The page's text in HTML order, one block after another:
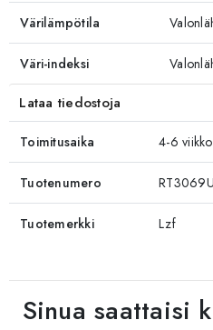
Värilämpötila
Väri-indeksi
Lataa tiedostoja
Toimitusaika 4-6
Tuotenumero
Tuotemerkki Lzf
Sinua saattaisi